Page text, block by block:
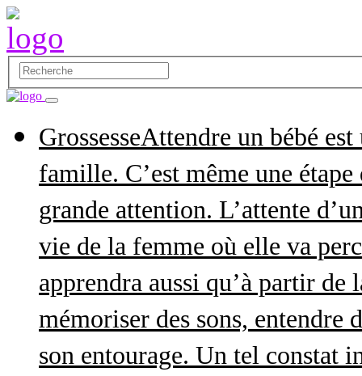
GrossesseAttendre un bébé
famille. C’est même une
grande attention. L’attente
vie de la femme où elle va
apprendra aussi qu’à partir
mémoriser des sons, entendre
son entourage. Un tel constat